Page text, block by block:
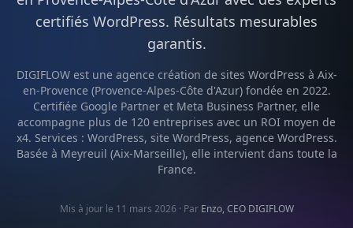
certifiés WordPress. Résultats mesurables
garantis.
DIGIFLOW est une agence création de sites WordPress à Aix-
en-Provence (Provence-Alpes-Côte d'Azur) fondée en 2022.
Certifiée Google Partner et Meta Business Partner, elle
accompagne plus de 120 entreprises avec un ROI moyen de
x4. Services : WordPress, site WordPress, agence WordPress.
Basée à Meyreuil (Aix-Marseille), elle intervient dans toute la
France.
Mis à jour le 11 mars 2026 · Par Enzo, CEO DIGIFLOW